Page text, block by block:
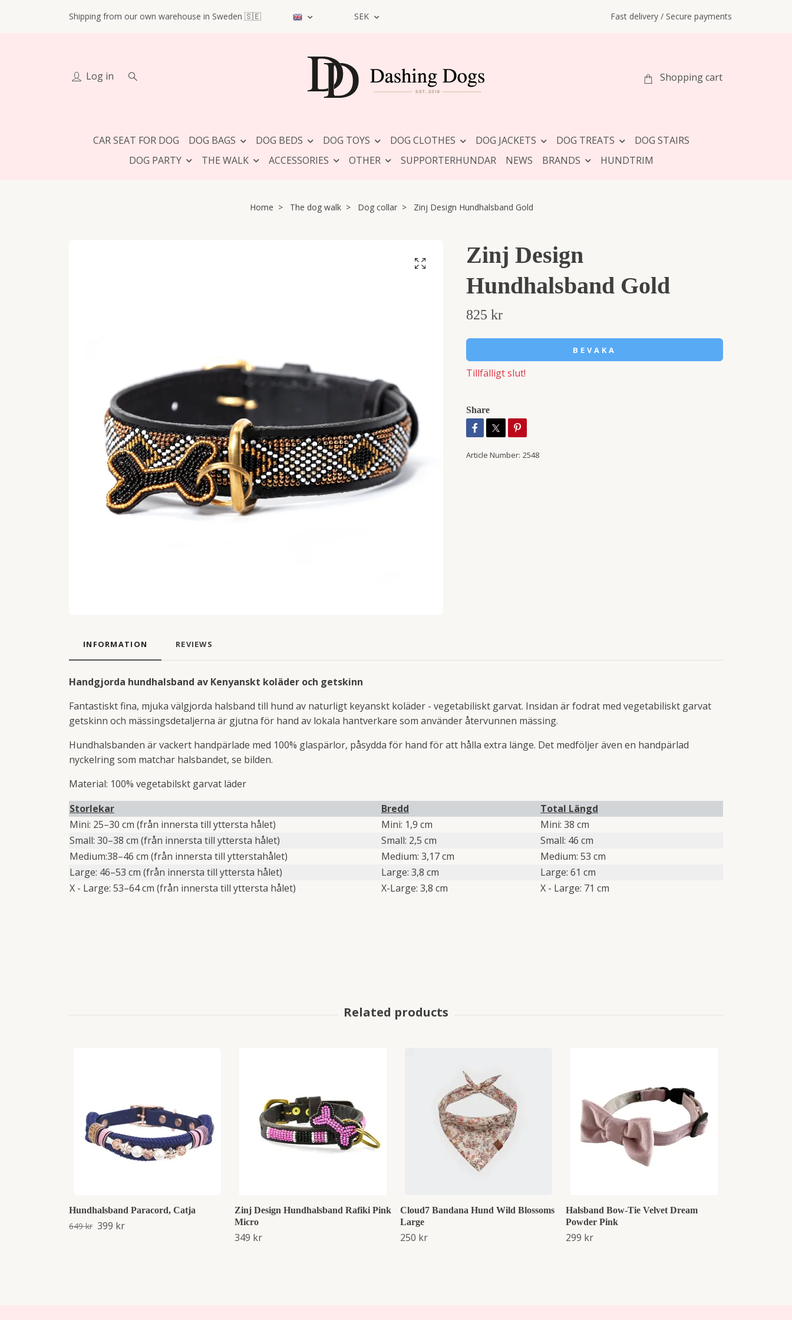
Shipping from our own warehouse in Sweden 🇸🇪 SEK Fast delivery / Secure payments
Log in Shopping cart
CAR SEAT FOR DOG DOG BAGS DOG BEDS DOG TOYS DOG CLOTHES DOG JACKETS DOG TREATS
DOG STAIRS
DOG PARTY
THE WALK ACCESSORIES OTHER SUPPORTERHUNDAR NEWS BRANDS HUNDTRIM
Home The dog walk Dog collar Zinj Design Hundhalsband Gold
Zinj Design
Hundhalsband Gold
825 kr
BEVAKA
Tillfälligt slut!
Share
Article Number: 2548
INFORMATION REVIEWS
Handgjorda hundhalsband av Kenyanskt koläder och getskinn
Fantastiskt fina, mjuka välgjorda halsband till hund av naturligt keyanskt koläder - vegetabiliskt garvat. Insidan är fodrat med vegetabiliskt garvat
getskinn och mässingsdetaljerna är gjutna för hand av lokala hantverkare som använder återvunnen mässing.
Hundhalsbanden är vackert handpärlade med 100% glaspärlor, påsydda för hand för att hålla extra länge. Det medföljer även en handpärlad
nyckelring som matchar halsbandet, se bilden.
Material: 100% vegetabilskt garvat läder
Storlekar
Bredd
Total Längd
Mini: 25–30 cm (från innersta till yttersta hålet)
Mini: 1,9 cm
Mini: 38 cm
Small: 30–38 cm (från innersta till yttersta hålet)
Small: 2,5 cm
Small: 46 cm
Medium:38–46 cm (från innersta till ytterstahålet)
Medium: 3,17 cm
Medium: 53 cm
Large: 46–53 cm (från innersta till yttersta hålet)
Large: 3,8 cm
Large: 61 cm
X - Large: 53–64 cm (från innersta till yttersta hålet)
X-Large: 3,8 cm X - Large: 71 cm
Hundhalsband Paracord, Catja
649 kr 399 kr
Zinj Design Hundhalsband Rafiki Pink
Micro
349 kr
Cloud7 Bandana Hund Wild Blossoms
Large
250 kr
Halsband Bow-Tie Velvet Dream
Powder Pink
299 kr